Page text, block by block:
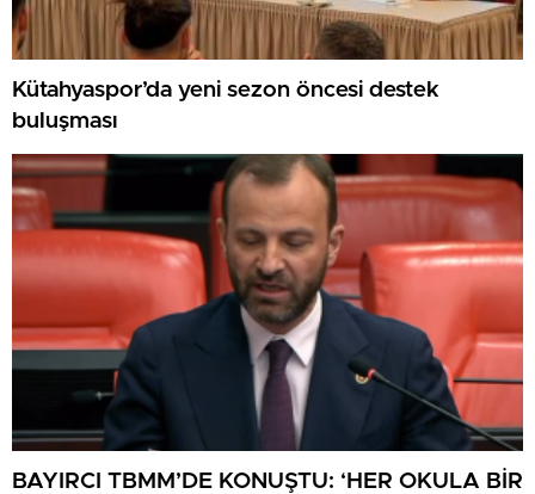
Kütahyaspor’da yeni sezon öncesi destek
buluşması
BAYIRCI TBMM’DE KONUŞTU: ‘HER OKULA BİR